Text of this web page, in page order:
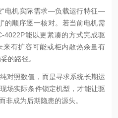
机实际需求—负载运行特征—
的顺序逐一核对。若当前电机需
4022P能以更紧凑的方式完成驱
有扩容可能或柜内散热余量有
的路径。
照数值，而是寻求系统长期运
场实际条件锁定机型，才能让驱
非成为后期隐患的源头。